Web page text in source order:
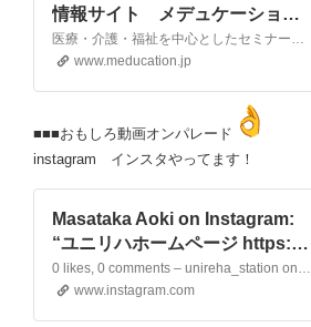
情報サイト メデュケーショ
ン
医療・介護・福祉を中心としたセミナー・研修などのイベント情報が見つかるポータルサイト
www.meducation.jp
■■■おもしろ動画オンパレード
instagram インスタやってます！
Masataka Aoki on Instagram:
“ユニリハホームページ https://u
niversalreha.com/ ユニリハス
テーション（youtubeチャンネ
ル） https://www.youtube.com/
0 likes, 0 comments – unireha_station on June 17, 2025: “ユニリハホームページ https://universalreha.com/ ユニリハステーション（youtubeチャンネル） https://www.youtube.com/channel/UCsYWtfFhjanSVAwSkJvtcNQ オ…
www.instagram.com